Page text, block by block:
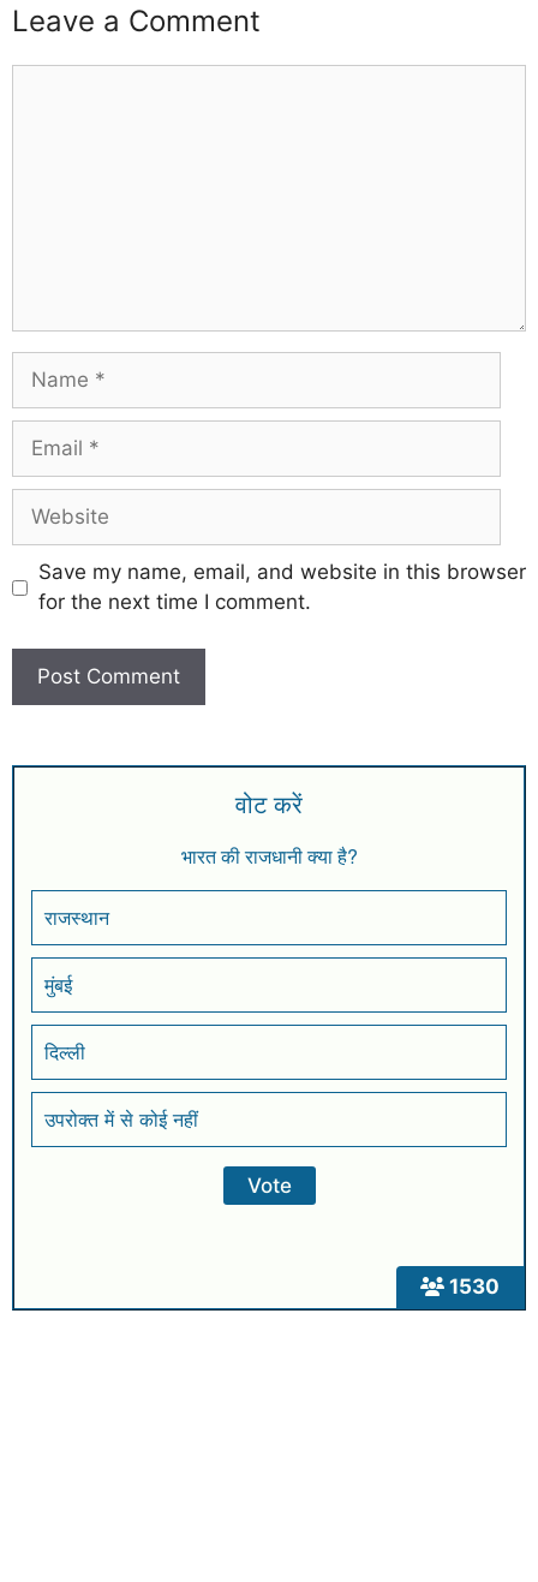
Leave a Comment
Save my name, email, and website in this browser
for the next time I comment.
1530
वोट करें
भारत की राजधानी क्या है?
राजस्थान
मुंबई
दिल्ली
उपरोक्त में से कोई नहीं